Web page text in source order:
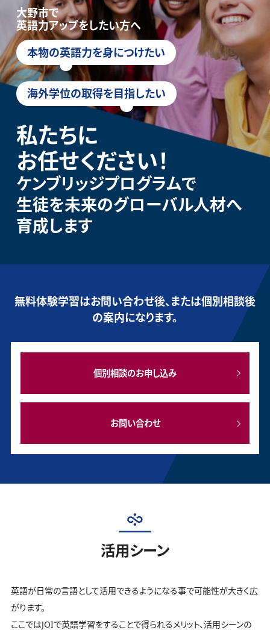
大野市で
英語力アップをしたい方へ
本物の英語力を身につけたい
海外学位の取得を目指したい
私たちに
お任せください！
ケンブリッジプログラムで
生徒を未来のグローバル人材へ
育成します
無料体験学習はお問い合わせ後、または個別相談後
の案内になります。
個別相談のお申し込み
お問い合わせ
活用シーン
英語が日常の言語として活用できるようになる事で可能性が大きく広
がります。
ここではJOIで英語学習をすることで得られるメリット、活用シーンの